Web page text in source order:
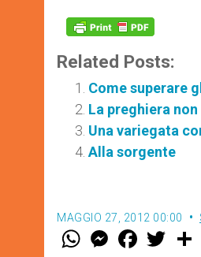
Related Posts:
Come superare
La preghiera
Una variegata
Alla sorgente
MAGGIO 27, 2012 00:00
W M
e
F
a w